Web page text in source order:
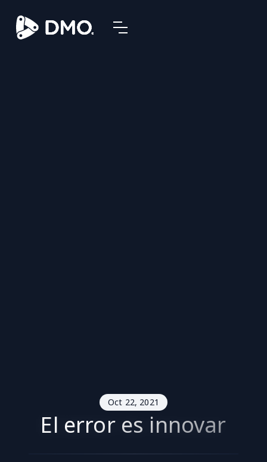
Oct 22, 2021
El error es innovar